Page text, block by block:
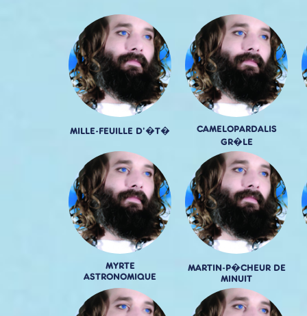
MILLE-FEUILLE D'�T�
CAMELOPARDALIS
GR�LE
MYRTE
ASTRONOMIQUE
MARTIN-P�CHEUR DE
MINUIT